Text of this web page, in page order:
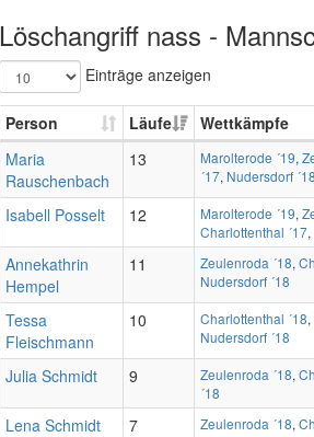
Löschangriff nass -
Einträge anzeigen
Person Läufe
Wettkämpfe
Maria
Rauschenbach
13 Marolterode ´19,
´17, Nudersdorf
Isabell Posselt 12 Marolterode ´19,
Charlottenthal ´17,
Annekathrin
Hempel
11 Zeulenroda ´18,
Nudersdorf ´18
Tessa
Fleischmann
10 Charlottenthal ´18,
Nudersdorf ´18
Julia Schmidt 9 Zeulenroda ´18,
´18
Lena Schmidt 7 Zeulenroda ´18,